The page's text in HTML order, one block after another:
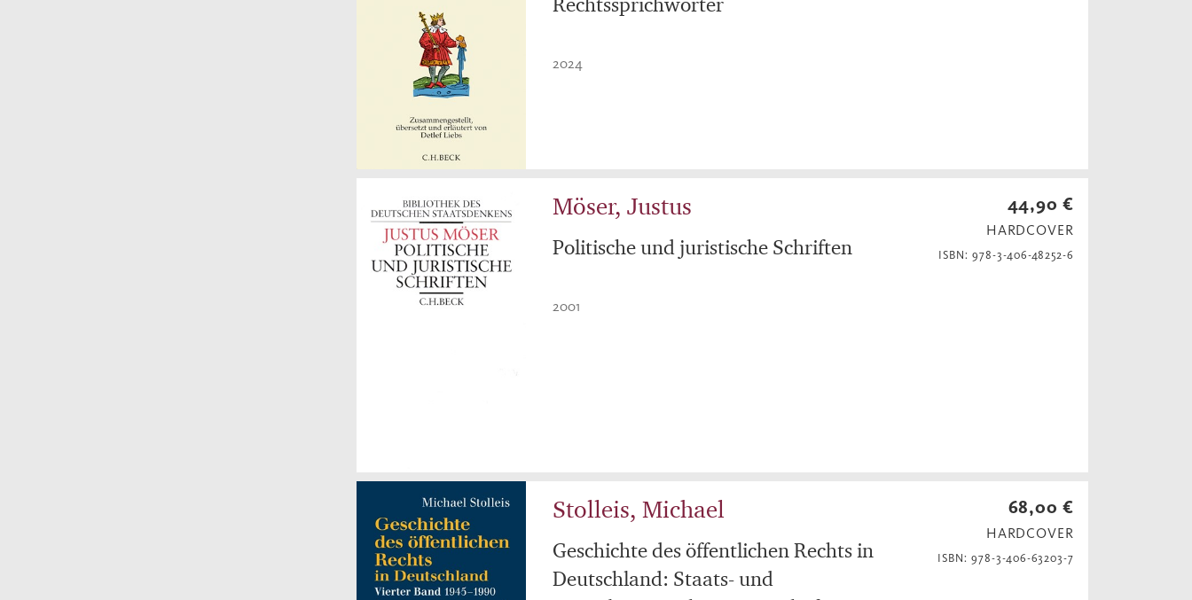
2024
Möser, Justus
Politische und juristische Schriften
2001
44,90 €
HARDCOVER
ISBN: 978-3-406-48252-6
Stolleis, Michael
Geschichte des öffentlichen Rechts in
Deutschland: Staats- und
68,00 €
HARDCOVER
ISBN: 978-3-406-63203-7